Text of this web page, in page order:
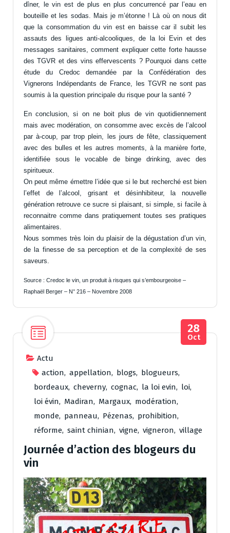
dîner, le vin est de plus en plus concurrencé par l’eau en
bouteille et les sodas. Mais je m’étonne ! Là où on nous dit
que la consommation du vin est en baisse car il subit les
assauts des ligues anti-alcooliques, de la loi Evin et des
messages sanitaires, comment expliquer cette forte hausse
des TGVR et des vins effervescents ? Pourquoi dans cette
étude du Credoc demandée par la Confédération des
Vignerons Indépendants de France, les TGVR ne sont pas
soumis à la question principale du risque pour la santé ?
En conclusion, si on ne boit plus de vin quotidiennement
mais avec modération, on consomme avec excès de l’alcool
par à-coup, par trop plein, les jours de fête, classiquement
avec des bulles et les autres moments, à la manière forte,
identifiée sous le vocable de binge drinking, avec des
spiritueux.
On peut même émettre l’idée que si le but recherché est bien
l’effet de l’alcool, grisant et désinhibiteur, la nouvelle
génération retrouve ce sucre si plaisant, si simple, si facile à
reconnaitre comme dans pratiquement toutes ses pratiques
alimentaires.
Nous sommes très loin du plaisir de la dégustation d’un vin,
de la finesse de sa perception et de la complexité de ses
saveurs.
Source : Credoc le vin, un produit à risques qui s’embourgeoise –
Raphaël Berger – N° 216 – Novembre 2008
Actu
action, appellation, blogs, blogueurs,
bordeaux, cheverny, cognac, la loi evin, loi,
loi évin, Madiran, Margaux, modération,
monde, panneau, Pézenas, prohibition,
réforme, saint chinian, vigne, vigneron, village
28
Oct
Journée d’action des blogeurs du
vin